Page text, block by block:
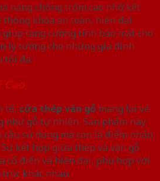
năng chống trộm cao nhờ kết
thống khóa an toàn, hiện đại
tăng cường tính bảo mật cho
lý tưởng cho những gia đình
tối đa.
Cao
tế, cửa thép vân gỗ mang lại vẻ
như gỗ tự nhiên. Sản phẩm này
sử dụng mà còn là điểm nhấn
kết hợp giữa thép và vân gỗ
cổ điển và hiện đại, phù hợp với
khác nhau.